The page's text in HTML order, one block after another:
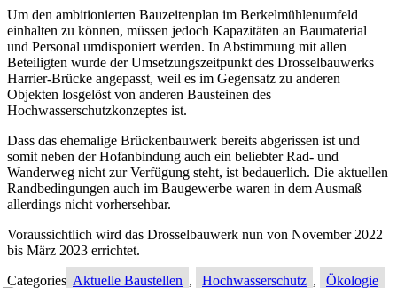
Um den ambitionierten Bauzeitenplan im Berkelmühlenumfeld
einhalten zu können, müssen jedoch Kapazitäten an Baumaterial
und Personal umdisponiert werden. In Abstimmung mit allen
Beteiligten wurde der Umsetzungszeitpunkt des Drosselbauwerks
Harrier-Brücke angepasst, weil es im Gegensatz zu anderen
Objekten losgelöst von anderen Bausteinen des
Hochwasserschutzkonzeptes ist.
Dass das ehemalige Brückenbauwerk bereits abgerissen ist und
somit neben der Hofanbindung auch ein beliebter Rad- und
Wanderweg nicht zur Verfügung steht, ist bedauerlich. Die aktuellen
Randbedingungen auch im Baugewerbe waren in dem Ausmaß
allerdings nicht vorhersehbar.
Voraussichtlich wird das Drosselbauwerk nun von November 2022
bis März 2023 errichtet.
Categories Aktuelle Baustellen , Hochwasserschutz , Ökologie